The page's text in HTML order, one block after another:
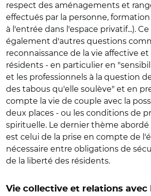
respect des aménagements et
effectués par la personne,
à l'entrée dans l'espace privatif...).
également d'autres questions
reconnaissance de la vie affective
résidents - en particulier en
et les professionnels à la question
des tabous qu'elle soulève" et en
compte la vie de couple avec la
deux places - ou les conditions de
spirituelle. Le dernier thème
est celui de la prise en compte de
nécessaire entre obligations de
de la liberté des résidents.
Vie collective et relations avec